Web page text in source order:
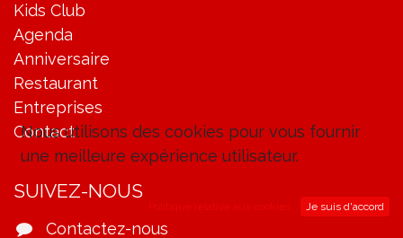
Kids Club
Agenda
Anniversaire
Restaurant
Entreprises
Contact
SUIVEZ-NOUS
Contactez-nous
Nous utilisons des cookies pour vous fournir
une meilleure expérience utilisateur.
Politique relative aux cookies Je suis d'accord